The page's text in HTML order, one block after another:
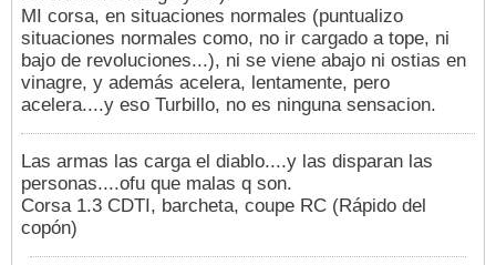
MI corsa, en situaciones normales (puntualizo
situaciones normales como, no ir cargado a tope, ni
bajo de revoluciones...), ni se viene abajo ni ostias en
vinagre, y además acelera, lentamente, pero
acelera....y eso Turbillo, no es ninguna sensacion.
Las armas las carga el diablo....y las disparan las
personas....ofu que malas q son.
Corsa 1.3 CDTI, barcheta, coupe RC (Rápido del
copón)